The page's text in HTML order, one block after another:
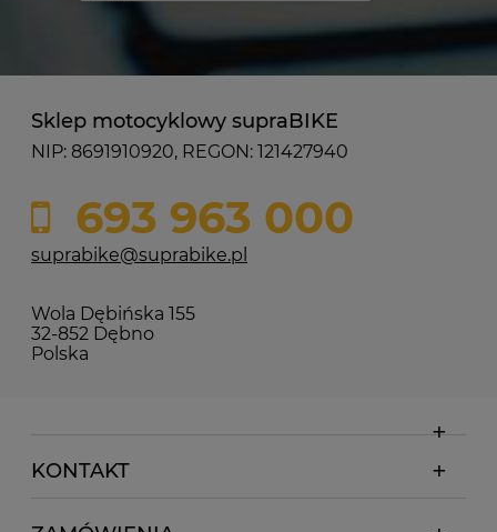
Sklep motocyklowy supraBIKE
NIP: 8691910920, REGON: 121427940
693 963 000
suprabike@suprabike.pl
Wola Dębińska 155
32-852 Dębno
Polska
KONTAKT